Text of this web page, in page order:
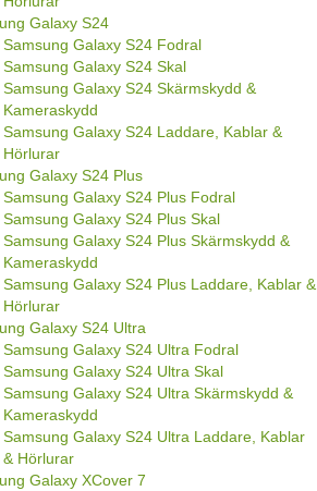
Galaxy S24
Samsung Galaxy S24 Fodral
Samsung Galaxy S24 Skal
Samsung Galaxy S24 Skärmskydd &
Kameraskydd
Samsung Galaxy S24 Laddare, Kablar &
Hörlurar
Galaxy S24 Plus
Samsung Galaxy S24 Plus Fodral
Samsung Galaxy S24 Plus Skal
Samsung Galaxy S24 Plus Skärmskydd &
Kameraskydd
Samsung Galaxy S24 Plus Laddare, Kablar &
Hörlurar
Galaxy S24 Ultra
Samsung Galaxy S24 Ultra Fodral
Samsung Galaxy S24 Ultra Skal
Samsung Galaxy S24 Ultra Skärmskydd &
Kameraskydd
Samsung Galaxy S24 Ultra Laddare, Kablar
& Hörlurar
Galaxy XCover 7